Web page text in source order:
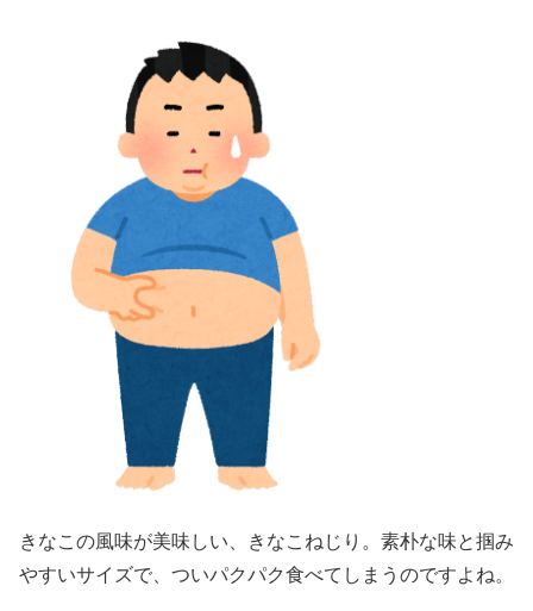
きなこの風味が美味しい、きなこねじり。素朴な味と掴み
やすいサイズで、ついパクパク食べてしまうのですよね。